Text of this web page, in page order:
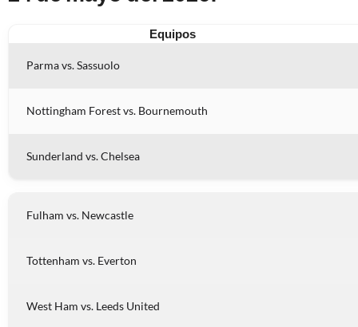
Equipos
Parma vs. Sassuolo
Nottingham Forest vs. Bournemouth
Sunderland vs. Chelsea
Fulham vs. Newcastle
Tottenham vs. Everton
West Ham vs. Leeds United